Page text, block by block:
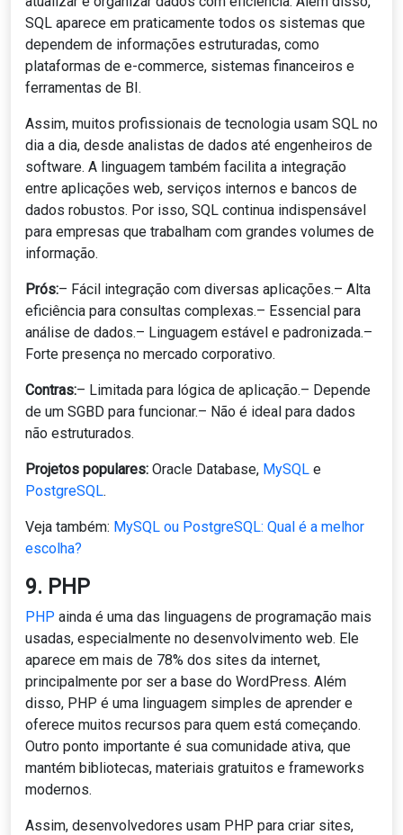
SQL aparece em praticamente todos os sistemas que
dependem de informações estruturadas, como
plataformas de e-commerce, sistemas financeiros e
ferramentas de BI.
Assim, muitos profissionais de tecnologia usam SQL no
dia a dia, desde analistas de dados até engenheiros de
software. A linguagem também facilita a integração
entre aplicações web, serviços internos e bancos de
dados robustos. Por isso, SQL continua indispensável
para empresas que trabalham com grandes volumes de
informação.
Prós:– Fácil integração com diversas aplicações.– Alta
eficiência para consultas complexas.– Essencial para
análise de dados.– Linguagem estável e padronizada.–
Forte presença no mercado corporativo.
Contras:– Limitada para lógica de aplicação.– Depende
de um SGBD para funcionar.– Não é ideal para dados
não estruturados.
Projetos populares: Oracle Database, MySQL e
PostgreSQL.
Veja também: MySQL ou PostgreSQL: Qual é a melhor
escolha?
9. PHP
PHP ainda é uma das linguagens de programação mais
usadas, especialmente no desenvolvimento web. Ele
aparece em mais de 78% dos sites da internet,
principalmente por ser a base do WordPress. Além
disso, PHP é uma linguagem simples de aprender e
oferece muitos recursos para quem está começando.
Outro ponto importante é sua comunidade ativa, que
mantém bibliotecas, materiais gratuitos e frameworks
modernos.
Assim, desenvolvedores usam PHP para criar sites,